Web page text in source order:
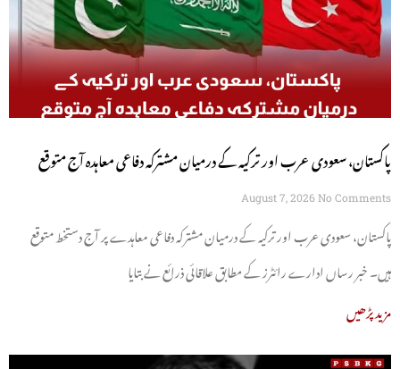
پاکستان، سعودی عرب اور ترکیہ کے درمیان مشترکہ دفاعی معاہدہ آج متوقع
August 7, 2026 No Comments
پاکستان، سعودی عرب اور ترکیہ کے درمیان مشترکہ دفاعی معاہدے پر آج دستخط متوقع
ہیں۔ خبر رساں ادارے رائٹرز کے مطابق علاقائی ذرائع نے بتایا
مزید پڑھیں